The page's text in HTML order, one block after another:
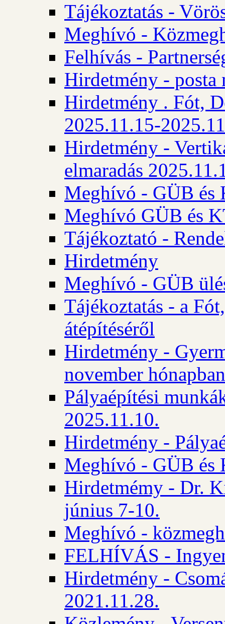
Tájékoztatás -
Meghívó -
Felhívás -
Hirdetmény - posta
Hirdetmény . Fót,
2025.11.15-
Hirdetmény -
elmaradás
Meghívó - GÜB és
Meghívó GÜB és
Tájékoztató -
Hirdetmény
Meghívó - GÜB
Tájékoztatás - a
átépítéséről
Hirdetmény -
november hónapban
Pályaépítési
2025.11.10.
Hirdetmény -
Meghívó - GÜB és
Hirdetmémy - Dr.
június 7-10.
Meghívó -
FELHÍVÁS -
Hirdetmény -
2021.11.28.